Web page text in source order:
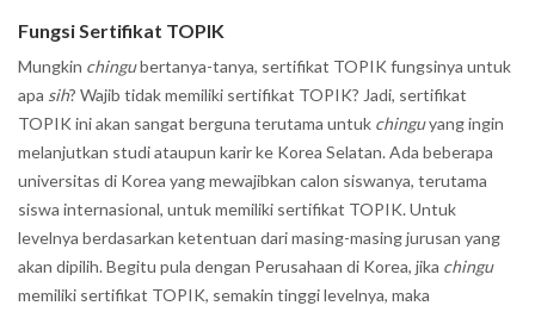
Fungsi Sertifikat TOPIK
Mungkin chingubertanya-tanya, sertifikat TOPIK fungsinya untuk
apa sih? Wajib tidak memiliki sertifikat TOPIK? Jadi, sertifikat
TOPIK ini akan sangat berguna terutama untuk chinguyang ingin
melanjutkan studi ataupun karir ke Korea Selatan. Ada beberapa
universitas di Korea yang mewajibkan calon siswanya, terutama
siswa internasional, untuk memiliki sertifikat TOPIK. Untuk
levelnya berdasarkan ketentuan dari masing-masing jurusan yang
akan dipilih. Begitu pula dengan Perusahaan di Korea, jika chingu
memiliki sertifikat TOPIK, semakin tinggi levelnya, maka